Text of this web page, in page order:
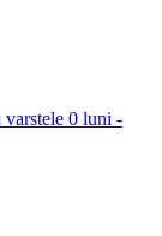
varstele 0 luni -